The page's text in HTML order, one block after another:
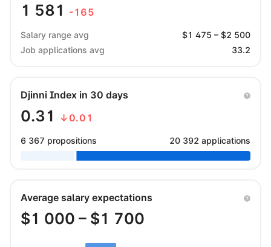
1 581 -165
Salary range avg $1 475 – $2 500
Job applications avg
33.2
Djinni Index in 30 days
0.31 ↓0.01
6 367 propositions 20 392 applications
Average salary expectations
$1 000 – $1 700